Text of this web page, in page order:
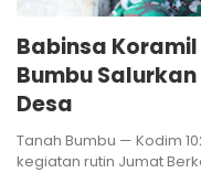
Babinsa
Bumbu
Desa
Tanah Bumbu — Kodim
kegiatan rutin Jumat